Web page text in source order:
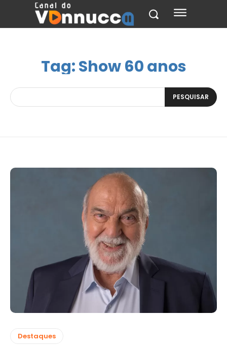
Tag:Show 60 anos
PESQUISAR
Destaques